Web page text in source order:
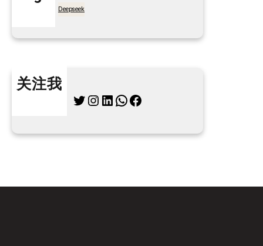
Deepseek
关注我
Twitter Instagram LinkedIn WhatsApp Facebook